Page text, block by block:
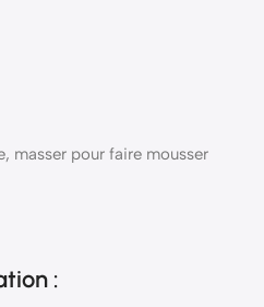
masser pour faire mousser
: